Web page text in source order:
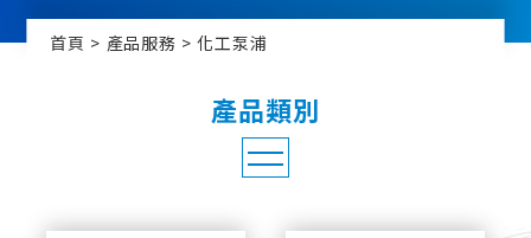
首頁 產品服務 化工泵浦
半導體產業專用泵浦